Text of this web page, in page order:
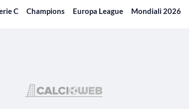
C Champions Europa League Mondiali 2026